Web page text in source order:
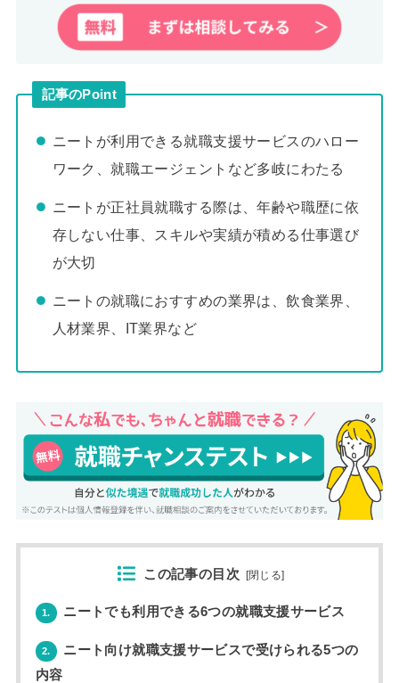
記事のPoint
ニートが利用できる就職支援サービスのハロー
ワーク、就職エージェントなど多岐にわたる
ニートが正社員就職する際は、年齢や職歴に依
存しない仕事、スキルや実績が積める仕事選び
が大切
ニートの就職におすすめの業界は、飲食業界、
人材業界、IT業界など
この記事の目次 [閉じる]
1. ニートでも利用できる6つの就職支援サービス
2.
ニート向け就職支援サービスで受けられる5つの
内容